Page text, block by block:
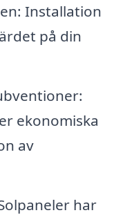
Installation
på din
ekonomiska
av
har